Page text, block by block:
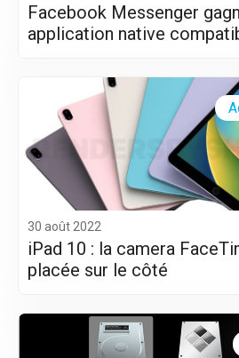
Facebook Messenger
application native
30 août 2022
iPad 10 : la camera
placée sur le côté